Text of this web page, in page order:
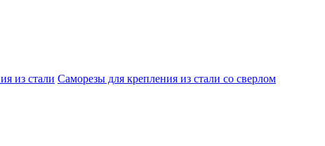
из стали Саморезы для крепления из стали со сверлом